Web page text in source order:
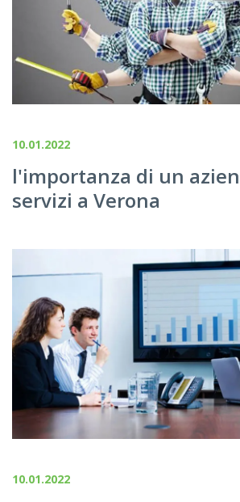
10.01.2022
l'importanza di un
servizi a Verona
10.01.2022